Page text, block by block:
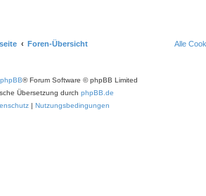
Foren-Übersicht Alle
phpBB® Forum Software © phpBB Limited
Übersetzung durch phpBB.de
| Nutzungsbedingungen